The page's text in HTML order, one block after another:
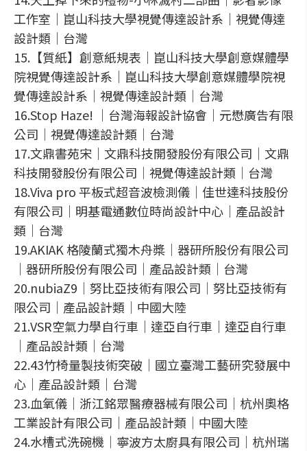
工作室｜崑山科技大學視覺傳達設計系｜視覺傳達
設計類｜台灣
15.【質紙】創意紙規表｜崑山科技大學創意媒體學
院視覺傳達設計系｜崑山科技大學創意媒體學院視
覺傳達設計系｜視覺傳達設計類｜台灣
16.Stop Haze! ｜台灣海報設計協會｜元懋廣告有限
公司｜視覺傳達設計類｜台灣
17.文鼎書苑宋｜文鼎科技開發股份有限公司｜文鼎
科技開發股份有限公司｜視覺傳達設計類｜台灣
18.Viva pro 平板式超音波檢測儀｜佳世達科技股份
有限公司｜明基電通數位時尚設計中心｜產品設計
類｜台灣
19.AKIAK 格陵蘭式獨木舟槳｜器研所股份有限公司
｜器研所股份有限公司｜產品設計類｜台灣
20.nubiaZ9｜努比亞技術有限公司｜努比亞技術有
限公司｜產品設計類｜中國大陸
21.VSR空氣力學自行車｜達亞自行車｜達亞自行車
｜產品設計類｜台灣
22.43竹椅量製技術突破｜國立臺灣工藝研究發展中
心｜產品設計類｜台灣
23.血氧儀｜浙江銘眾醫療器械有限公司｜杭州奧格
工業設計有限公司｜產品設計類｜中國大陸
24.水槽式洗碗機｜寧波方太廚具有限公司｜杭州瑞